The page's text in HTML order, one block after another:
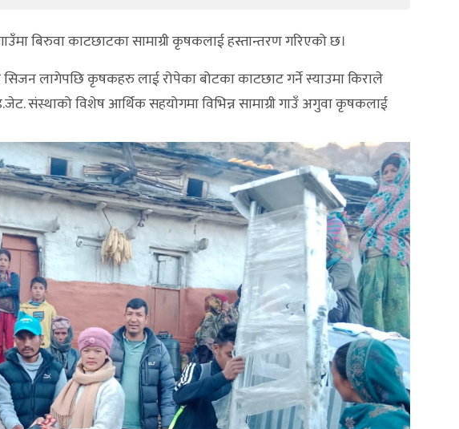
बिरुवा काटछाटका सामाग्री कृषकलाई हस्तान्तरण गरिएको छ।
लागेपछि कृषकहरु लाई रोपेका बोटका काटछाट गर्ने स्याउमा किराले
संस्थाको विशेष आर्थिक सहयोगमा विभिन्न सामाग्री गाउँ अगुवा कृषकलाई